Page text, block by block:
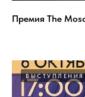
Премия The
ВЫСТУПЛЕНИЯ